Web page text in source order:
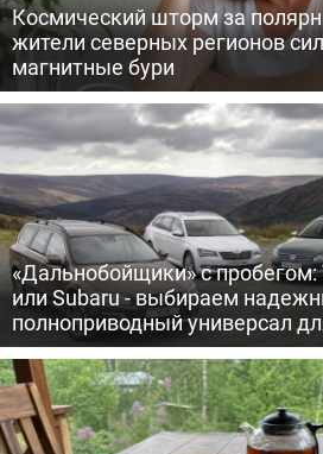
Космический шторм за
жители северных регионов
магнитные бури
«Дальнобойщики» с пробегом:
или Subaru - выбираем
полноприводный универсал